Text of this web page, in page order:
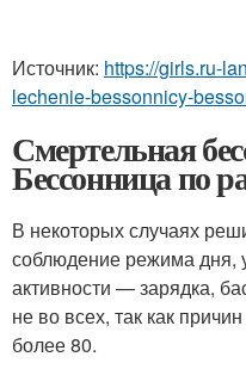
Источник: https://girls.ru-
lechenie-bessonnicy-
Смертельная
Бессонница по
В некоторых случаях
соблюдение режима дня,
активности — зарядка,
не во всех, так как
более 80.